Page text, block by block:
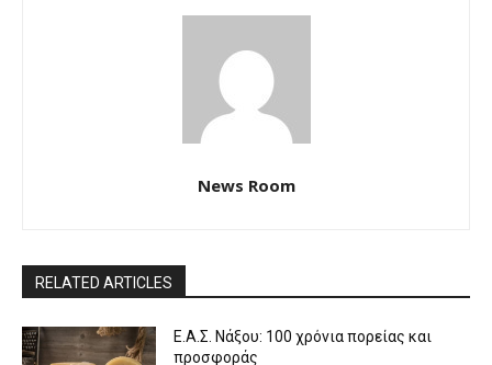
News Room
RELATED ARTICLES
Ε.Α.Σ. Νάξου: 100 χρόνια πορείας και
προσφοράς